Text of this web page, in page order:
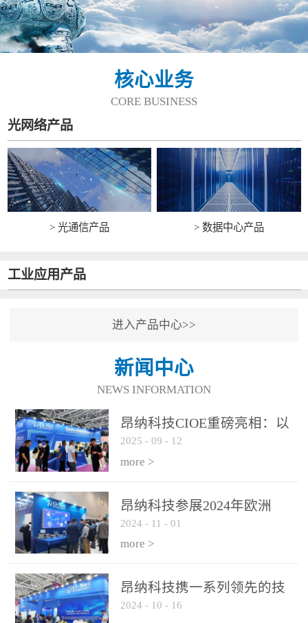
核心业务
CORE BUSINESS
光网络产品
> 光通信产品 > 数据中心产品
工业应用产品
进入产品中心>>
新闻中心
NEWS INFORMATION
昂纳科技CIOE重磅亮相：以
光通信创新引擎，驱动AI与
算力互联新时代
2025 - 09 - 12
more >
昂纳科技参展2024年欧洲
ECOC展会
2024 - 11 - 01
more >
昂纳科技携一系列领先的技
术平台和优秀产品参展2024
2024 - 10 - 16